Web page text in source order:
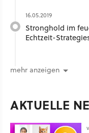
16.05.2019
Stronghold im
Echtzeit-
mehr anzeigen
AKTUELLE